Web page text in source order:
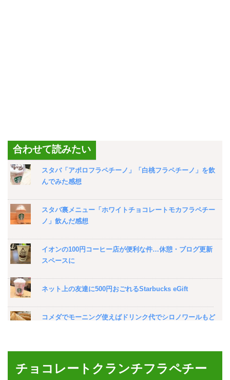
合わせて読みたい
スタバ「アポロフラペチーノ」「白桃フラペチーノ」を飲
んでみた感想
スタバ裏メニュー「ホワイトチョコレートモカフラペチー
ノ」飲んだ感想
イオンの100円コーヒー店が便利な件…休憩・ブログ更新
スペースに
ネット上の友達に500円おごれるStarbucks eGift
コメダでモーニング使えばドリンク代でシロノワールもど
飲んだ感想
チョコレートクランチフラペチー